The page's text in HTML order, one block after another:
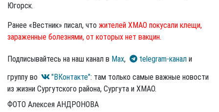
Югорск.
Ранее «Вестник» писал, что жителей ХМАО покусали клещи,
зараженные болезнями, от которых нет вакцин.
Подписывайтесь на наш канал в Max, telegram-канал и
группу во
"ВКонтакте": там только самые важные новости
из жизни Сургутского района, Сургута и ХМАО.
ФОТО Алексея АНДРОНОВА